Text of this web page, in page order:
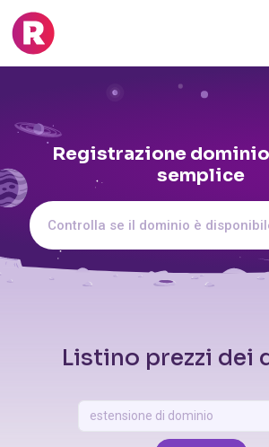
Registrazione
semplice
Listino prezzi dei